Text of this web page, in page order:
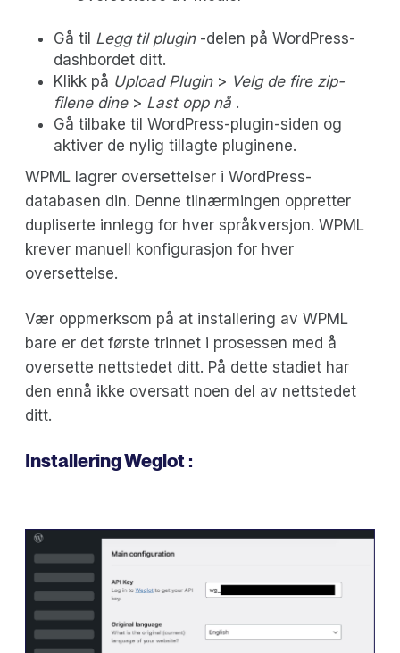
Gå til Legg til plugin-delen på WordPress-
dashbordet ditt.
Klikk på Upload Plugin> Velg de fire zip-
filene dine> Last opp nå .
Gå tilbake til WordPress-plugin-siden og
aktiver de nylig tillagte pluginene.
WPML lagrer oversettelser i WordPress-
databasen din. Denne tilnærmingen oppretter
dupliserte innlegg for hver språkversjon. WPML
krever manuell konfigurasjon for hver
oversettelse.
Vær oppmerksom på at installering av WPML
bare er det første trinnet i prosessen med å
oversette nettstedet ditt. På dette stadiet har
den ennå ikke oversatt noen del av nettstedet
ditt.
Installering Weglot :